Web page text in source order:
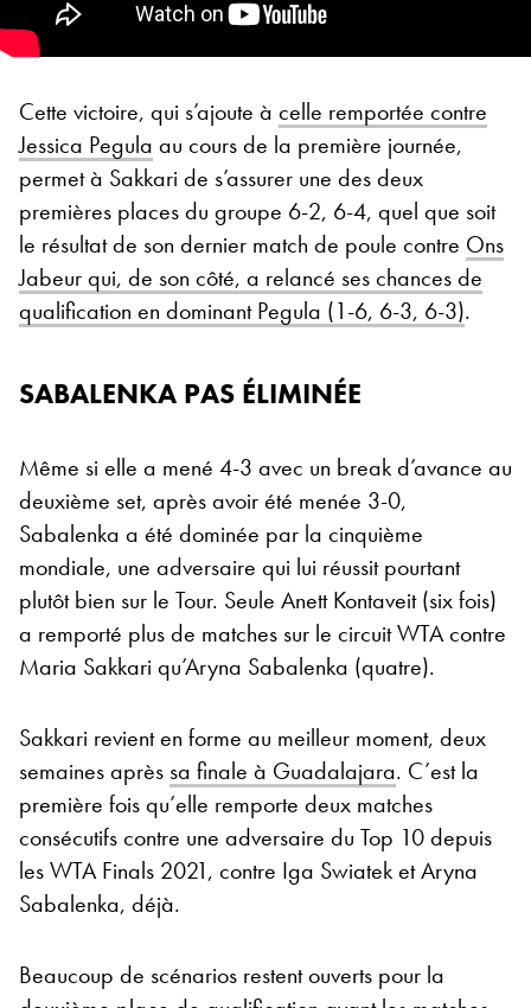
Cette victoire, qui s’ajoute à celle remportée contre
Jessica Pegula au cours de la première journée,
permet à Sakkari de s’assurer une des deux
premières places du groupe 6-2, 6-4, quel que soit
le résultat de son dernier match de poule contre Ons
Jabeur qui, de son côté, a relancé ses chances de
qualification en dominant Pegula (1-6, 6-3, 6-3).
SABALENKA PAS ÉLIMINÉE
Même si elle a mené 4-3 avec un break d’avance au
deuxième set, après avoir été menée 3-0,
Sabalenka a été dominée par la cinquième
mondiale, une adversaire qui lui réussit pourtant
plutôt bien sur le Tour. Seule Anett Kontaveit (six fois)
a remporté plus de matches sur le circuit WTA contre
Maria Sakkari qu’Aryna Sabalenka (quatre).
Sakkari revient en forme au meilleur moment, deux
semaines après sa finale à Guadalajara. C’est la
première fois qu’elle remporte deux matches
consécutifs contre une adversaire du Top 10 depuis
les WTA Finals 2021, contre Iga Swiatek et Aryna
Sabalenka, déjà.
Beaucoup de scénarios restent ouverts pour la